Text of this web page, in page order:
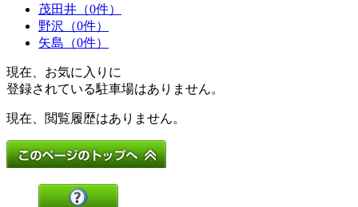
茂田井（0件）
野沢（0件）
矢島（0件）
現在、お気に入りに
登録されている駐車場はありません。
現在、閲覧履歴はありません。